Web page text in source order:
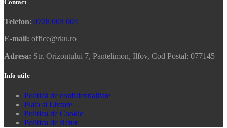
Contact
Telefon: 0728 003 004
E-mail: office@rku.ro
Adresa: Str. Orizontului 7, Pantelimon, Ilfov, Cod Postal: 077145
Info utile
Politică de confidențialitate
Plata si Livrare
Politica de Cookie
Politica de Retur